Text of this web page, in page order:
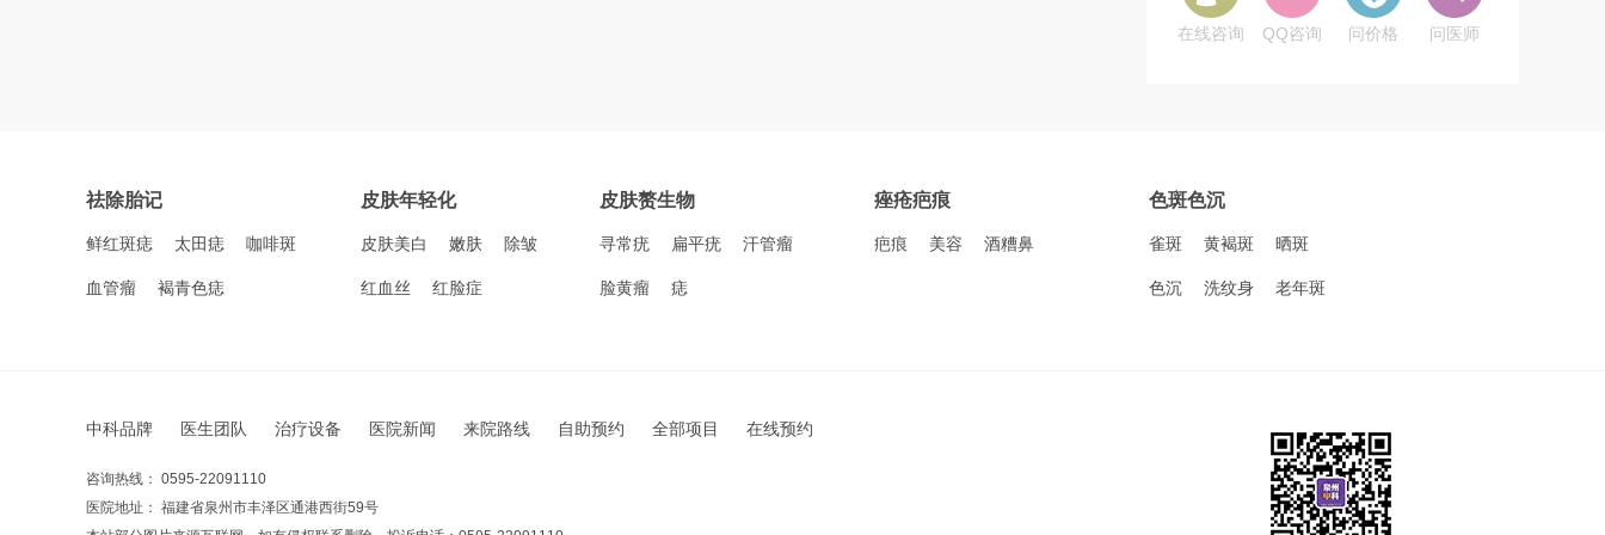
在线咨询 QQ咨询 问价格 问医师
祛除胎记
鲜红斑痣 太田痣 咖啡斑
血管瘤 褐青色痣
皮肤年轻化
皮肤美白 嫩肤 除皱
红血丝 红脸症
皮肤赘生物
寻常疣 扁平疣 汗管瘤
脸黄瘤 痣
痤疮疤痕
疤痕 美容 酒糟鼻
色斑色沉
雀斑 黄褐斑 晒斑
色沉 洗纹身 老年斑
中科品牌 医生团队 治疗设备 医院新闻 来院路线 自助预约 全部项目 在线预约
咨询热线： 0595-22091110
医院地址： 福建省泉州市丰泽区通港西街59号